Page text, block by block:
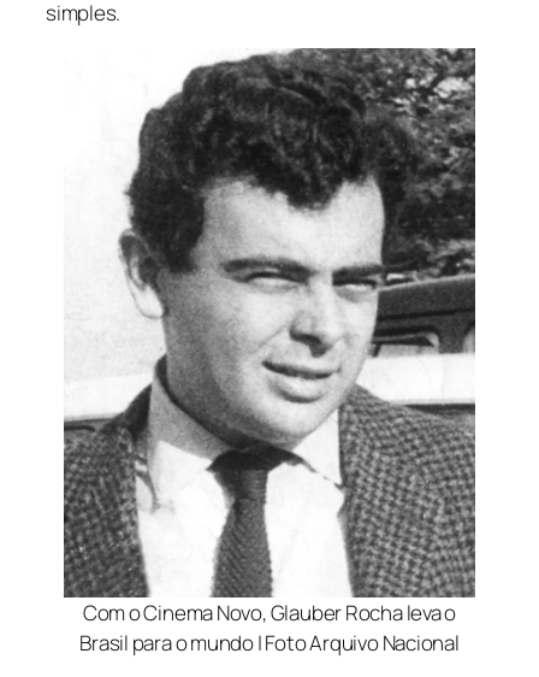
simples.
Com o Cinema Novo, Glauber Rocha leva o
Brasil para o mundo | Foto Arquivo Nacional